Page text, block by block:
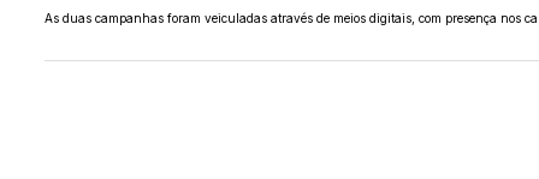
As duas campanhas foram veiculadas através de meios digitais, com presença nos